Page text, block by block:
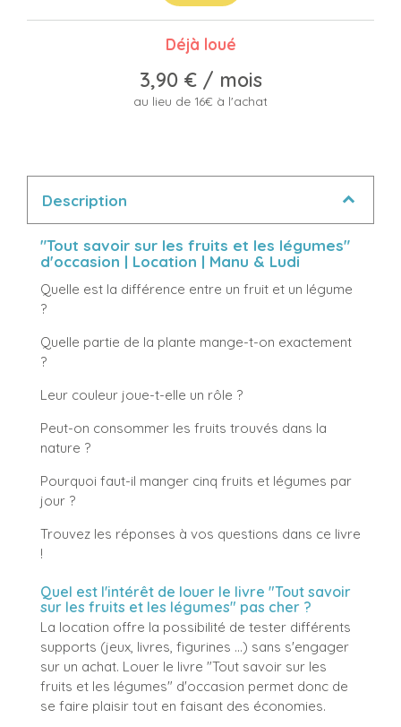
Déjà loué
3,90 €/ mois
au lieu de 16€ à l'achat
Description
"Tout savoir sur les fruits et les légumes"
d'occasion | Location | Manu & Ludi
Quelle est la différence entre un fruit et un légume
?
Quelle partie de la plante mange-t-on exactement
?
Leur couleur joue-t-elle un rôle ?
Peut-on consommer les fruits trouvés dans la
nature ?
Pourquoi faut-il manger cinq fruits et légumes par
jour ?
Trouvez les réponses à vos questions dans ce livre
!
Quel est l'intérêt de louer le livre "Tout savoir
sur les fruits et les légumes" pas cher ?
La location offre la possibilité de tester différents
supports (jeux, livres, figurines ...) sans s'engager
sur un achat. Louer le livre "Tout savoir sur les
fruits et les légumes" d'occasion permet donc de
se faire plaisir tout en faisant des économies.